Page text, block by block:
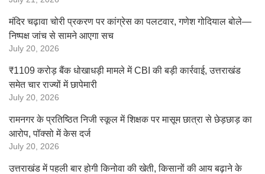
मंदिर चढ़ावा चोरी प्रकरण पर कांग्रेस का पलटवार, गणेश गोदियाल बोले—
निष्पक्ष जांच से सामने आएगा सच
July 20, 2026
₹1109 करोड़ बैंक धोखाधड़ी मामले में CBI की बड़ी कार्रवाई, उत्तराखंड
समेत चार राज्यों में छापेमारी
July 20, 2026
रामनगर के प्रतिष्ठित निजी स्कूल में शिक्षक पर मासूम छात्रा से छेड़छाड़ का
आरोप, पॉक्सो में केस दर्ज
July 20, 2026
उत्तराखंड में पहली बार होगी किनोवा की खेती, किसानों की आय बढ़ाने के